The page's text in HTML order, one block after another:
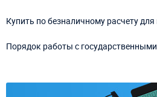
Купить по безналичному расчету
Порядок работы с